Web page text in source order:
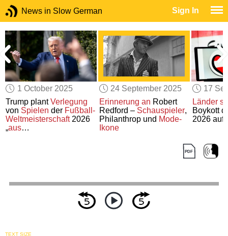
News in Slow German Sign In
1 October 2025
Trump plantVerlegung
von Spielen der Fußball-
Weltmeisterschaft2026
„aus
24 September 2025
Erinnerung an Robert
Redford – Schauspieler,
Philanthrop und Mode-
Ikone
17
Länder
Boykott
2026 auf
TEXT SIZE